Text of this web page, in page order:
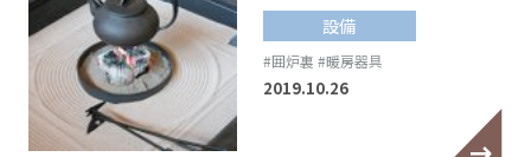
設備
#囲炉裏 #暖房器具
2019.10.26